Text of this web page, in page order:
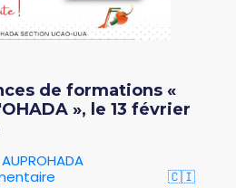
de formations «
», le 13 février
AUPROHADA
🇨🇮